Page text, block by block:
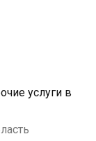
услуги в